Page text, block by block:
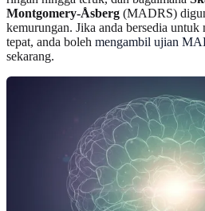
Montgomery-Åsberg (MADRS)
kemurungan. Jika anda bersedia
tepat, anda boleh mengambil ujian
sekarang.